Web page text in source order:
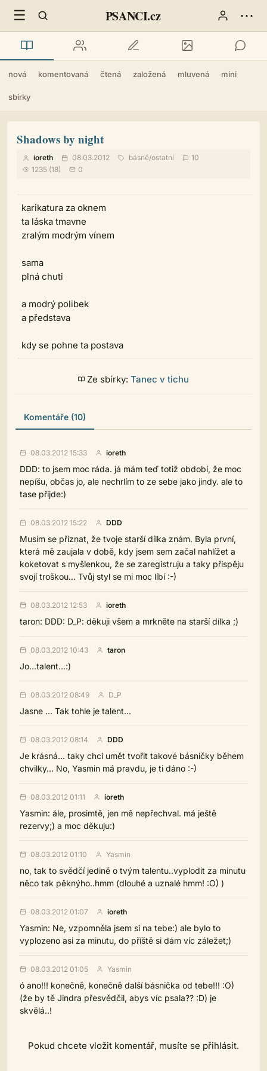
☰ PSANCI.cz ⋯
nová komentovaná čtená založená mluvená mini
sbírky
Shadows by night
ioreth 08.03.2012 básně/ostatní
10
1235 (18)
0
karikatura za oknem
ta láska tmavne
zralým modrým vínem
sama
plná chuti
a modrý polibek
a představa
kdy se pohne ta postava
Ze sbírky: Tanec v tichu
Komentáře (10)
08.03.2012 15:33 ioreth
DDD: to jsem moc ráda. já mám teď totiž období, že moc
nepíšu, občas jo, ale nechrlím to ze sebe jako jindy. ale to
tase přijde:)
08.03.2012 15:22 DDD
Musím se přiznat, že tvoje starší dílka znám. Byla první,
která mě zaujala v době, kdy jsem sem začal nahlížet a
koketovat s myšlenkou, že se zaregistruju a taky přispěju
svojí troškou... Tvůj styl se mi moc líbí :-)
08.03.2012 12:53 ioreth
taron: DDD: D_P: děkuji všem a mrkněte na starší dílka ;)
08.03.2012 10:43 taron
Jo...talent...:)
08.03.2012 08:49 D_P
Jasne ... Tak tohle je talent...
08.03.2012 08:14 DDD
Je krásná... taky chci umět tvořit takové básničky během
chvilky... No, Yasmin má pravdu, je ti dáno :-)
08.03.2012 01:11 ioreth
Yasmin: ále, prosimtě, jen mě nepřechval. má ještě
rezervy;) a moc děkuju:)
08.03.2012 01:10 Yasmin
no, tak to svědčí jedině o tvým talentu..vyplodit za minutu
něco tak pěknýho..hmm (dlouhé a uznalé hmm! :O) )
08.03.2012 01:07 ioreth
Yasmin: Ne, vzpomněla jsem si na tebe:) ale bylo to
vyplozeno asi za minutu, do příště si dám víc záležet;)
08.03.2012 01:05 Yasmin
ó ano!!! konečně, konečně další básnička od tebe!!! :O)
(že by tě Jindra přesvědčil, abys víc psala?? :D) je
skvělá..!
Pokud chcete vložit komentář, musíte se přihlásit.